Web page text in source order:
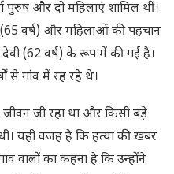
और दो महिलाएं शामिल थीं।
वर्ष) और महिलाओं की पहचान
देवी (62 वर्ष) के रूप में की गई है।
से गांव में रह रहे थे।
जीवन जी रहा था और किसी बड़े
यही वजह है कि हत्या की खबर
वालों का कहना है कि उन्होंने